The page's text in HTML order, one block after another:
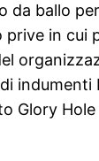
da ballo
in cui
di
Glory